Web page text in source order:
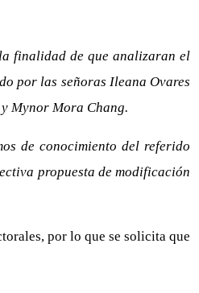
finalidad de que analizaran el
por las señoras Ileana Ovares
Mynor Mora Chang.
de conocimiento del referido
propuesta de modificación
por lo que se solicita que